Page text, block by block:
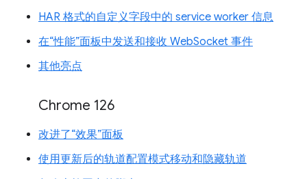
HAR 格式的自定义字段中的 service worker 信息
在“性能”面板中发送和接收 WebSocket 事件
其他亮点
Chrome 126
改进了“效果”面板
使用更新后的轨道配置模式移动和隐藏轨道